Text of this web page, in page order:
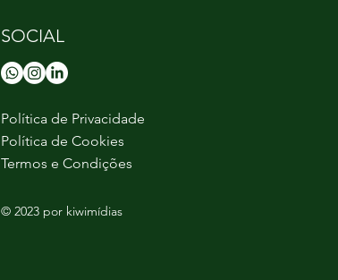
SOCIAL
Política de Privacidade
Política de Cookies
Termos e Condições
© 2023 por kiwimídias